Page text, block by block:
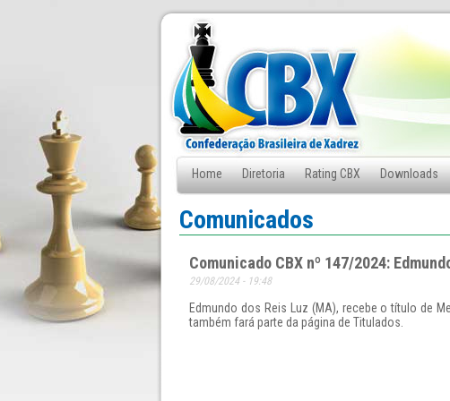
Home Diretoria Rating CBX Downloads
Fale Conosco
Comunicados
Comunicado CBX nº 147/2024:
29/08/2024 - 19:48
Edmundo dos Reis Luz (MA), recebe o título de
também fará parte da página de Titulados.